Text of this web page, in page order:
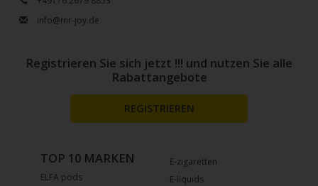
info@mr-joy.de
E-zigaretten
E-liquids
TOP 10 MARKEN
ELFA pods
Registrieren Sie sich jetzt !!! und nutzen Sie alle
Rabattangebote
REGISTRIEREN